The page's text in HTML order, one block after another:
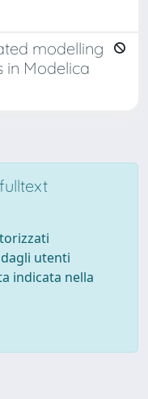
modelling
in Modelica
utenti
indicata nella